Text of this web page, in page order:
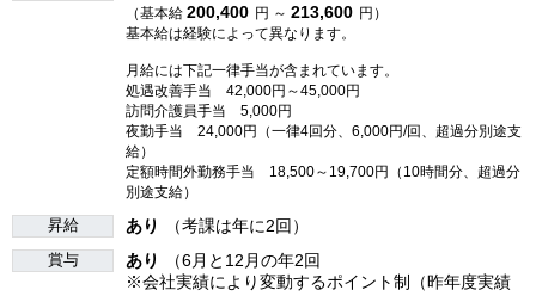
（基本給 200,400 円 ～ 213,600 円）
基本給は経験によって異なります。
月給には下記一律手当が含まれています。
処遇改善手当 42,000円～45,000円
訪問介護員手当 5,000円
夜勤手当 24,000円（一律4回分、6,000円/回、超過分別途支
給）
定額時間外勤務手当 18,500～19,700円（10時間分、超過分
別途支給）
昇給 あり （考課は年に2回）
賞与 あり
（6月と12月の年2回
※会社実績により変動するポイント制（昨年度実績